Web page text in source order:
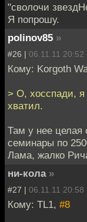
"сволочи
Я попрошу.
polinov85 »
#26 | 06.11.11 20:52
Кому: Korgoth
> О, хосспади, я
хватил.
Там у нее целая
семинары по
Лама, жалко
ни-кола »
#27 | 06.11.11 20:58
Кому: TL1, #8